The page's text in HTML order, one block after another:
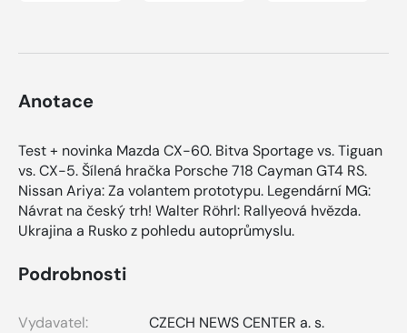
Anotace
Test + novinka Mazda CX-60. Bitva Sportage vs. Tiguan
vs. CX-5. Šílená hračka Porsche 718 Cayman GT4 RS.
Nissan Ariya: Za volantem prototypu. Legendární MG:
Návrat na český trh! Walter Röhrl: Rallyeová hvězda.
Ukrajina a Rusko z pohledu autoprůmyslu.
Podrobnosti
Vydavatel:
CZECH NEWS CENTER a. s.